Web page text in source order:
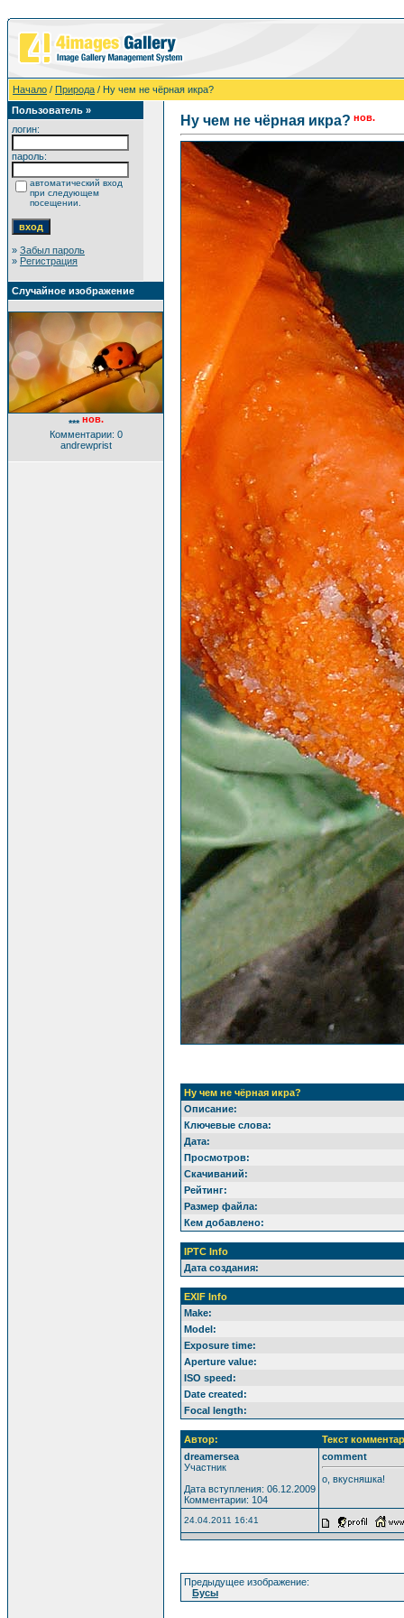
Начало / Природа / Ну чем не чёрная икра?
Пользователь »
логин:
пароль:
автоматический вход
при следующем
посещении.
» Забыл пароль
» Регистрация
Случайное изображение
*** нов.
Комментарии: 0
andrewprist
Ну чем не чёрная икра? нов.
Ну чем не чёрная икра?
Описание:
Ключевые слова:
Дата:
Просмотров:
Скачиваний:
Рейтинг:
Размер файла:
Кем добавлено:
IPTC Info
Дата создания:
EXIF Info
Make:
Model:
Exposure time:
Aperture value:
ISO speed:
Date created:
Focal length:
Автор:
Текст
dreamersea
Участник
Дата вступления: 06.12.2009
Комментарии: 104
comment
о, вкусняшка!
24.04.2011 16:41
Предыдущее изображение:
Бусы